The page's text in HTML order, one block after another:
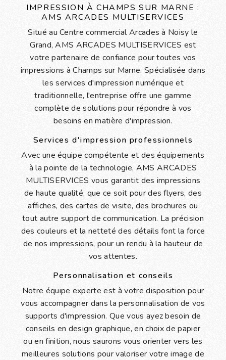
IMPRESSION À CHAMPS SUR MARNE :
AMS ARCADES MULTISERVICES
Situé au Centre commercial Arcades à Noisy le
Grand, AMS ARCADES MULTISERVICES est
votre partenaire de confiance pour toutes vos
impressions à Champs sur Marne. Spécialisée dans
les services d'impression numérique et
traditionnelle, l'entreprise offre une gamme
complète de solutions pour répondre à vos
besoins en matière d'impression.
Services d'impression professionnels
Avec une équipe compétente et des équipements
à la pointe de la technologie, AMS ARCADES
MULTISERVICES vous garantit des impressions
de haute qualité, que ce soit pour des flyers, des
affiches, des cartes de visite, des brochures ou
tout autre support de communication. La précision
des couleurs et la netteté des détails font la force
de nos impressions, pour un rendu à la hauteur de
vos attentes.
Personnalisation et conseils
Notre équipe experte est à votre disposition pour
vous accompagner dans la personnalisation de vos
supports d'impression. Que vous ayez besoin de
conseils en design graphique, en choix de papier
ou en finition, nous saurons vous orienter vers les
meilleures solutions pour valoriser votre image de